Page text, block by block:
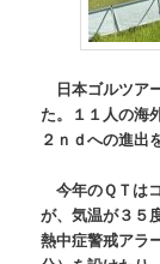
日本ゴルツア
た。１１人の海
２ｎｄへの進出
今年のＱＴは
が、気温が３５
熱中症警戒アラ